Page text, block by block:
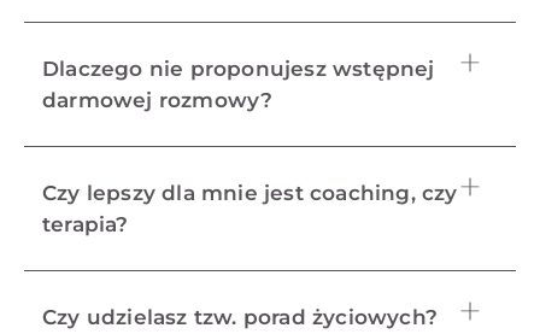
Dlaczego nie proponujesz wstępnej
darmowej rozmowy?
Czy lepszy dla mnie jest coaching, czy
terapia?
Czy udzielasz tzw. porad życiowych?